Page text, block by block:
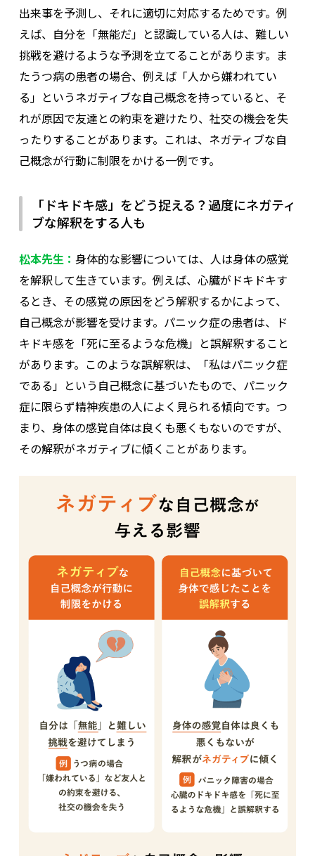
出来事を予測し、それに適切に対応するためです。例
えば、自分を「無能だ」と認識している人は、難しい
挑戦を避けるような予測を立てることがあります。ま
たうつ病の患者の場合、例えば「人から嫌われてい
る」というネガティブな自己概念を持っていると、そ
れが原因で友達との約束を避けたり、社交の機会を失
ったりすることがあります。これは、ネガティブな自
己概念が行動に制限をかける一例です。
「ドキドキ感」をどう捉える？過度にネガティ
ブな解釈をする人も
松本先生： 身体的な影響については、人は身体の感覚
を解釈して生きています。例えば、心臓がドキドキす
るとき、その感覚の原因をどう解釈するかによって、
自己概念が影響を受けます。パニック症の患者は、ド
キドキ感を「死に至るような危機」と誤解釈すること
があります。このような誤解釈は、「私はパニック症
である」という自己概念に基づいたもので、パニック
症に限らず精神疾患の人によく見られる傾向です。つ
まり、身体の感覚自体は良くも悪くもないのですが、
その解釈がネガティブに傾くことがあります。